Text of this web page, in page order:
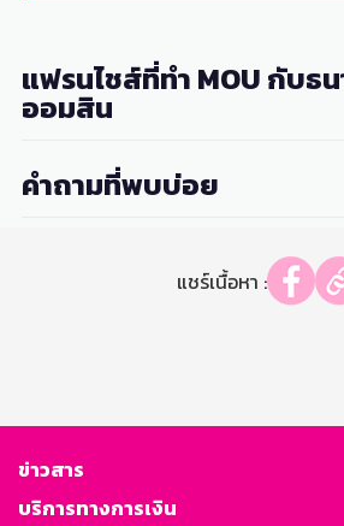
แฟรนไชส์ที่ทำ MOU กับธน
ออมสิน
คำถามที่พบบ่อย
แชร์เนื้อหา :
ข่าวสาร
บริการทางการเงิน